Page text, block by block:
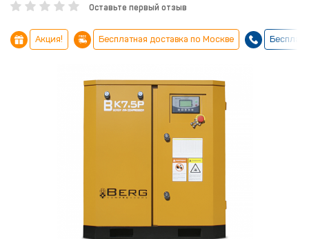
Оставьте первый отзыв
Акция! Бесплатная доставка по Москве